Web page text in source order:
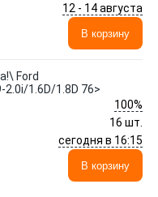
12 - 14 августа
В корзину
Ford
1.6D/1.8D 76>
100%
16 шт.
сегодня в 16:15
В корзину